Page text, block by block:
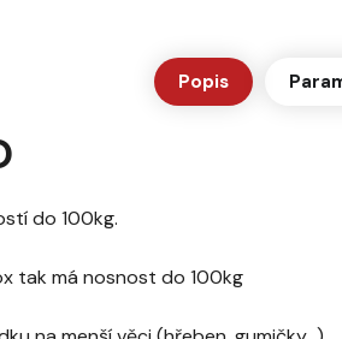
Popis
í do 100kg.
tak má nosnost do 100kg